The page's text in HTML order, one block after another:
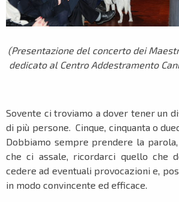
(Presentazione del concerto dei
dedicato al Centro Addestramento
Sovente ci troviamo a dover tener un
di più persone. Cinque, cinquanta o
Dobbiamo sempre prendere la parola,
che ci assale, ricordarci quello che
cedere ad eventuali provocazioni e,
in modo convincente ed efficace.